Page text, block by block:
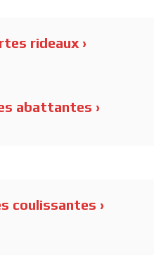
rideaux ›
abattantes ›
coulissantes ›